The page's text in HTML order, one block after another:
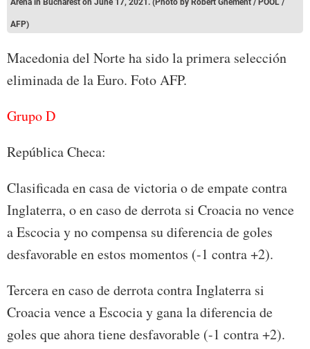
AFP)
Macedonia del Norte ha sido la primera selección
eliminada de la Euro. Foto AFP.
Grupo D
República Checa:
Clasificada en casa de victoria o de empate contra
Inglaterra, o en caso de derrota si Croacia no vence
a Escocia y no compensa su diferencia de goles
desfavorable en estos momentos (-1 contra +2).
Tercera en caso de derrota contra Inglaterra si
Croacia vence a Escocia y gana la diferencia de
goles que ahora tiene desfavorable (-1 contra +2).